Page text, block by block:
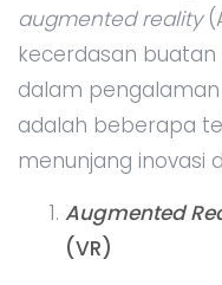
augmented reality
kecerdasan
dalam pengalaman
adalah beberapa
menunjang inovasi
Augmented
(VR)